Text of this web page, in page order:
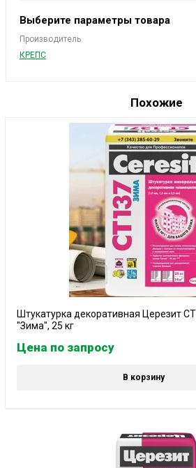
Выберите параметры товара
Производитель
КРЕПС
Похожие
Штукатурка декоративная Церезит
"Зима", 25 кг
Цена по запросу
В корзину